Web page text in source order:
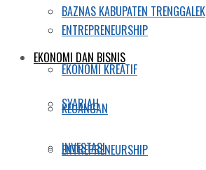
ENTREPRENEURSHIP
EKONOMI KREATIF
KEUANGAN
INVESTASI
BAZNAS KABUPATEN TRENGGALEK
EKONOMI DAN BISNIS
SYARIAH
ENTREPRENEURSHIP